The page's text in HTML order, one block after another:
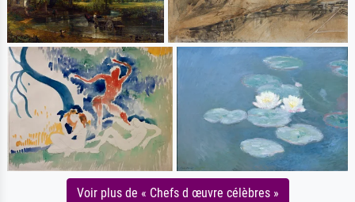
Voir plus de « Chefs d œuvre célèbres »